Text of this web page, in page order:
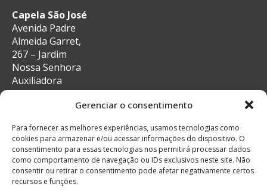
Gerenciar o consentimento
Para fornecer as melhores experiências, usamos tecnologias como
cookies para armazenar e/ou acessar informações do dispositivo. O
consentimento para essas tecnologias nos permitirá processar dados
como comportamento de navegação ou IDs exclusivos neste site. Não
consentir ou retirar o consentimento pode afetar negativamente certos
recursos e funções.
Capela São José
Avenida Padre
Almeida Garret,
267 – Jardim
Nossa Senhora
Auxiliadora
CEP: 13087-29 –
secretaria@auxiliadoracampinas.org.br
Telefone: 19-
3241-9713
Whatsapp: 19-
99132-4922